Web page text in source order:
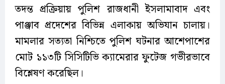
তদন্ত প্রক্রিয়ায় পুলিশ রাজধানী ইসলামাবাদ এবং
পাঞ্জাব প্রদেশের বিভিন্ন এলাকায় অভিযান চালায়।
মামলার সত্যতা নিশ্চিতে পুলিশ ঘটনার আশেপাশের
মোট ১১৩টি সিসিটিভি ক্যামেরার ফুটেজ গভীরভাবে
বিশ্লেষণ করেছিল।